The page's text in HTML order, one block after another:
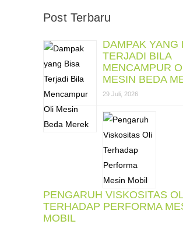
Post Terbaru
DAMPAK YANG
TERJADI BILA
MENCAMPUR
MESIN BEDA
29 Juli, 2026
PENGARUH VISKOSITAS
TERHADAP PERFORMA
MOBIL